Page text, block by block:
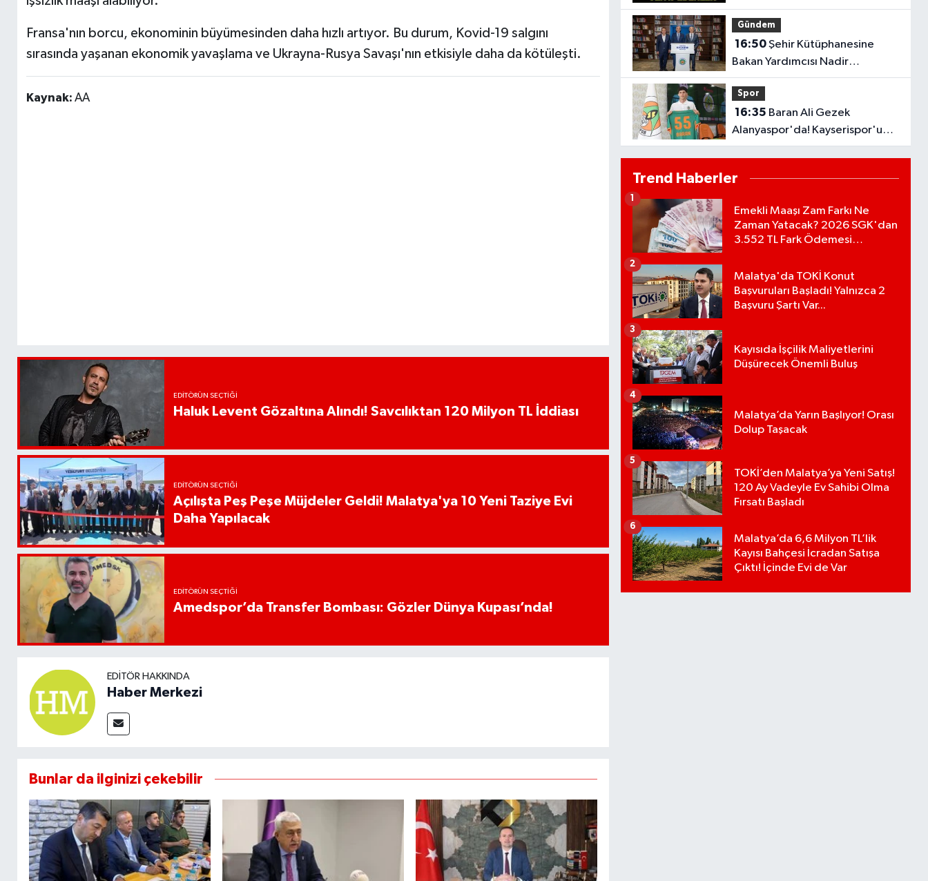
Fransa'nın borcu, ekonominin büyümesinden daha hızlı artıyor. Bu durum, Kovid-19 salgını
sırasında yaşanan ekonomik yavaşlama ve Ukrayna-Rusya Savaşı'nın etkisiyle daha da kötüleşti.
Kaynak: AA
EDITÖRÜN SEÇTIĞI
Haluk Levent Gözaltına Alındı! Savcılıktan 120 Milyon TL İddiası
EDITÖRÜN SEÇTIĞI
Açılışta Peş Peşe Müjdeler Geldi! Malatya'ya 10 Yeni Taziye Evi
Daha Yapılacak
EDITÖRÜN SEÇTIĞI
Amedspor’da Transfer Bombası: Gözler Dünya Kupası’nda!
EDITÖR HAKKINDA
Haber Merkezi
Bunlar da ilginizi çekebilir
2026 Vefat Edenler Listesi!
Gündem
16:50Şehir Kütüphanesine
Bakan Yardımcısı Nadir
Alpaslan'dan Tam Not
Spor
16:35
Alanyaspor'da! Kayserispor'un
Genç Yıldızı 4 Yıllık İmzayı Attı..
Trend Haberler
Emekli Maaşı Zam Farkı Ne
Zaman Yatacak? 2026 SGK'dan
3.552 TL Fark Ödemesi
1
Malatya'da TOKİ Konut
Başvuruları Başladı! Yalnızca 2
Başvuru Şartı Var...
2
Kayısıda İşçilik Maliyetlerini
Düşürecek Önemli Buluş
3
Malatya’da Yarın Başlıyor! Orası
Dolup Taşacak
4
TOKİ’den Malatya’ya Yeni Satış!
120 Ay Vadeyle Ev Sahibi Olma
Fırsatı Başladı
5
Malatya’da 6,6 Milyon TL’lik
Kayısı Bahçesi İcradan Satışa
Çıktı! İçinde Evi de Var
6